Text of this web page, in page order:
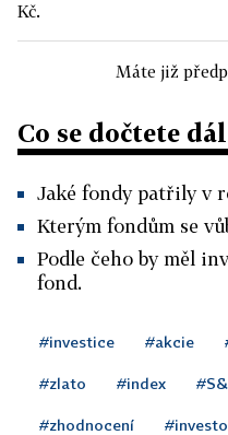
Kč.
Máte již
Co se dočtete dál
Jaké fondy patřily v
Kterým fondům se
Podle čeho by měl
fond.
#investice #akcie
#zlato #index
#zhodnocení